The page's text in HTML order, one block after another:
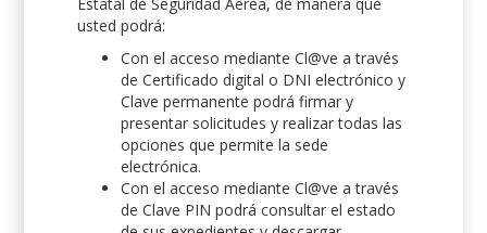
usted podrá:
Con el acceso mediante Cl@ve a través
de Certificado digital o DNI electrónico y
Clave permanente podrá firmar y
presentar solicitudes y realizar todas las
opciones que permite la sede
electrónica.
Con el acceso mediante Cl@ve a través
de Clave PIN podrá consultar el estado